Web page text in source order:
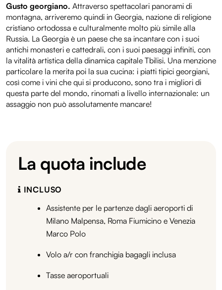
Gusto georgiano. Attraverso spettacolari panorami di
montagna, arriveremo quindi in Georgia, nazione di religione
cristiano ortodossa e culturalmente molto più simile alla
Russia. La Georgia è un paese che sa incantare con i suoi
antichi monasteri e cattedrali, con i suoi paesaggi infiniti, con
la vitalità artistica della dinamica capitale Tbilisi. Una menzione
particolare la merita poi la sua cucina: i piatti tipici georgiani,
così come i vini che qui si producono, sono tra i migliori di
questa parte del mondo, rinomati a livello internazionale: un
assaggio non può assolutamente mancare!
La quota include
INCLUSO
Assistente per le partenze dagli aeroporti di
Milano Malpensa, Roma Fiumicino e Venezia
Marco Polo
Volo a/r con franchigia bagagli inclusa
Tasse aeroportuali